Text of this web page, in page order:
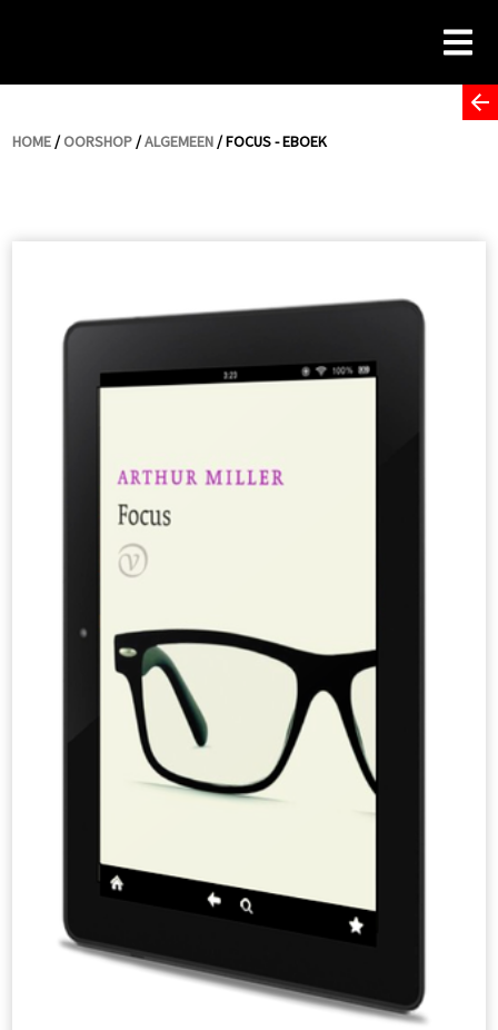
HOME/OORSHOP/ALGEMEEN/ FOCUS - EBOEK